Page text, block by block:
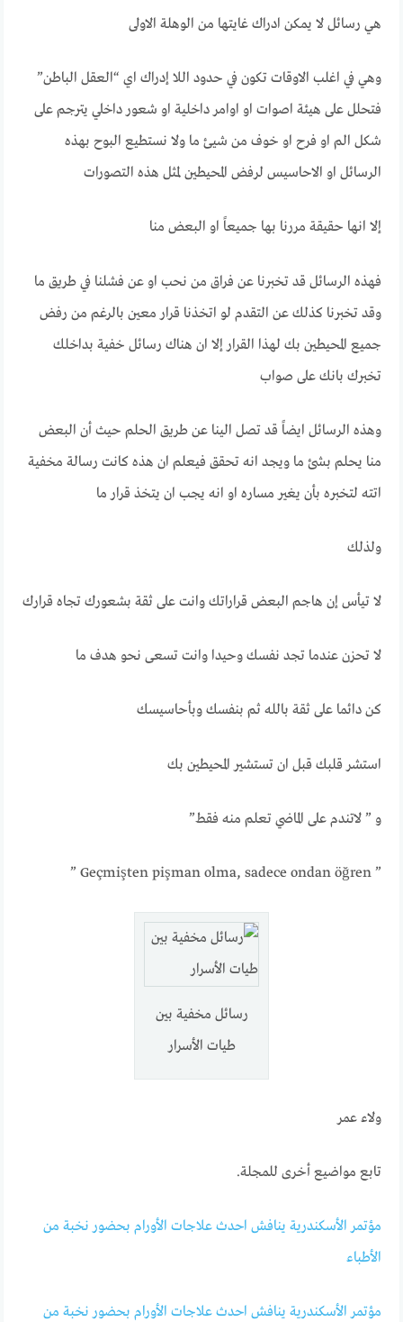
هي رسائل لا يمكن ادراك غايتها من الوهلة الاولى
وهي في اغلب الاوقات تكون في حدود اللا إدراك اي “العقل الباطن”
فتحلل على هيئة اصوات او اوامر داخلية او شعور داخلي يترجم على
شكل الم او فرح او خوف من شيئ ما ولا نستطيع البوح بهذه
الرسائل او الاحاسيس لرفض المحيطين لمثل هذه التصورات
إلا انها حقيقة مررنا بها جميعاً او البعض منا
فهذه الرسائل قد تخبرنا عن فراق من نحب او عن فشلنا في طريق ما
وقد تخبرنا كذلك عن التقدم لو اتخذنا قرار معين بالرغم من رفض
جميع المحيطين بك لهذا القرار إلا ان هناك رسائل خفية بداخلك
تخبرك بانك على صواب
وهذه الرسائل ايضاً قد تصل الينا عن طريق الحلم حيث أن البعض
منا يحلم بشئ ما ويجد انه تحقق فيعلم ان هذه كانت رسالة مخفية
اتته لتخبره بأن يغير مساره او انه يجب ان يتخذ قرار ما
ولذلك
لا تيأس إن هاجم البعض قراراتك وانت على ثقة بشعورك تجاه قرارك
لا تحزن عندما تجد نفسك وحيدا وانت تسعى نحو هدف ما
كن دائما على ثقة بالله ثم بنفسك وبأحاسيسك
استشر قلبك قبل ان تستشير المحيطين بك
و ” ‏لاتندم على الماضي تعلم منه فقط‏”
” Geçmişten pişman olma, sadece ondan öğren ”
رسائل مخفية بين
طيات الأسرار
ولاء عمر
تابع مواضيع أخرى للمجلة.
مؤتمر الأسكندرية ينافش احدث علاجات الأورام بحضور نخبة من
الأطباء
مؤتمر الأسكندرية ينافش احدث علاجات الأورام بحضور نخبة من